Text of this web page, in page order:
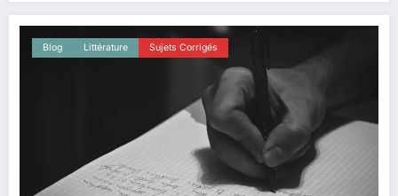
Blog Littérature Sujets Corrigés